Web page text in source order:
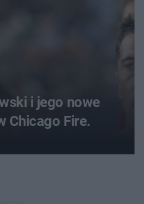
i jego nowe
Chicago Fire.